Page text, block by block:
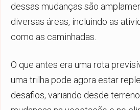
dessas mudanças são
diversas áreas, incluindo as
como as caminhadas.
O que antes era uma rota
uma trilha pode agora estar
desafios, variando desde